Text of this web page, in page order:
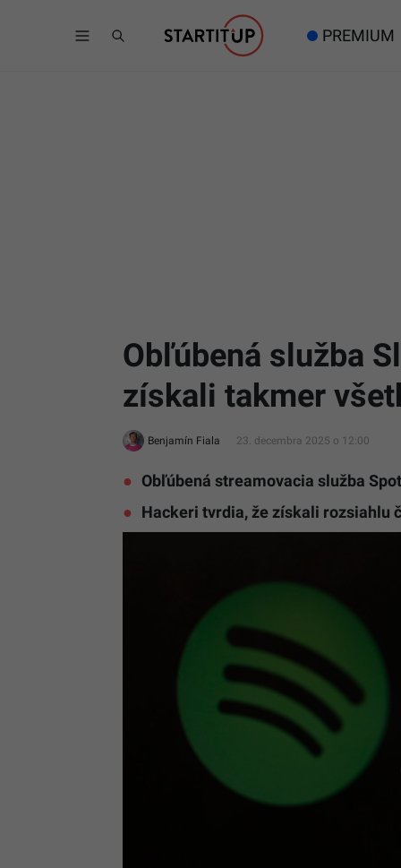
PREMIUM
Obľúbená služba
získali takmer
Benjamín Fiala 23. decembra 2025 o 12:00
Obľúbená streamovacia služba
Hackeri tvrdia, že získali rozsiahlu